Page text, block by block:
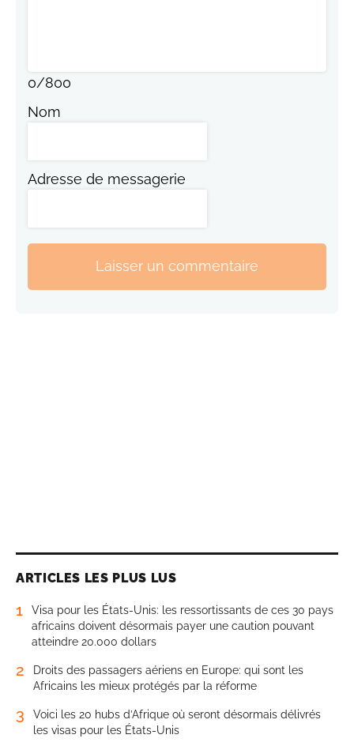
0/800
Nom
Adresse de messagerie
Laisser un commentaire
ARTICLES LES PLUS LUS
1
Visa pour les États-Unis: les ressortissants de ces 30 pays
africains doivent désormais payer une caution pouvant
atteindre 20.000 dollars
2
Droits des passagers aériens en Europe: qui sont les
Africains les mieux protégés par la réforme
3
Voici les 20 hubs d’Afrique où seront désormais délivrés
les visas pour les États-Unis